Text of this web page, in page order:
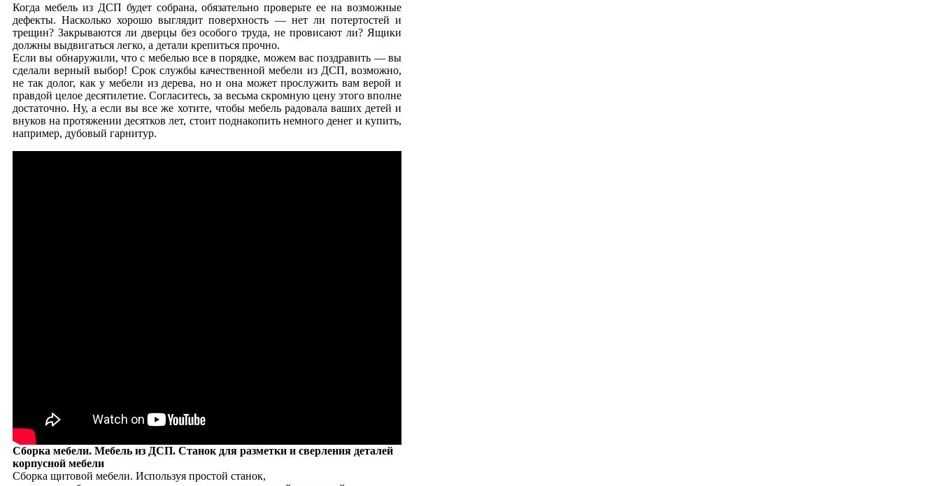
Когда мебель из ДСП будет собрана, обязательно проверьте ее на возможные
дефекты. Насколько хорошо выглядит поверхность — нет ли потертостей и
трещин? Закрываются ли дверцы без особого труда, не провисают ли? Ящики
должны выдвигаться легко, а детали крепиться прочно.
Если вы обнаружили, что с мебелью все в порядке, можем вас поздравить — вы
сделали верный выбор! Срок службы качественной мебели из ДСП, возможно,
не так долог, как у мебели из дерева, но и она может прослужить вам верой и
правдой целое десятилетие. Согласитесь, за весьма скромную цену этого вполне
достаточно. Ну, а если вы все же хотите, чтобы мебель радовала ваших детей и
внуков на протяжении десятков лет, стоит поднакопить немного денег и купить,
например, дубовый гарнитур.
Сборка мебели. Мебель из ДСП. Станок для разметки и сверления деталей
корпусной мебели
Сборка щитовой мебели. Используя простой станок,